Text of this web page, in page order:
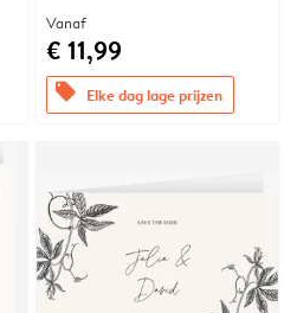
Vanaf
€ 11,99
offers Elke dag lage prijzen